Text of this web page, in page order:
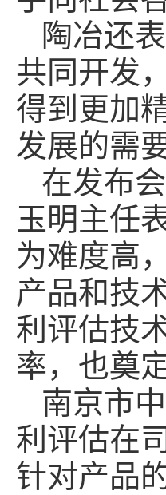
陶冶还
共同开发
得到更加
发展的需要
在发布
玉明主任
为难度高
产品和技
利评估技
率，也奠
南京市
利评估在
针对产品